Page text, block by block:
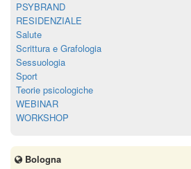
PSYBRAND
RESIDENZIALE
Salute
Scrittura e Grafologia
Sessuologia
Sport
Teorie psicologiche
WEBINAR
WORKSHOP
Bologna